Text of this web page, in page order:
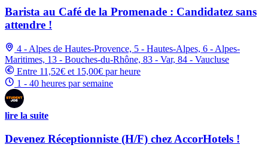
Barista au Café de la Promenade : Candidatez sans
attendre !
4 - Alpes de Hautes-Provence, 5 - Hautes-Alpes, 6 - Alpes-
Maritimes, 13 - Bouches-du-Rhône, 83 - Var, 84 - Vaucluse
Entre 11,52€ et 15,00€ par heure
1 - 40 heures par semaine
lire la suite
Devenez Réceptionniste (H/F) chez AccorHotels !